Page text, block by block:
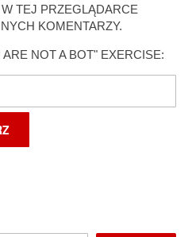
TEJ PRZEGLĄDARCE
KOMENTARZY.
NOT A BOT" EXERCISE: